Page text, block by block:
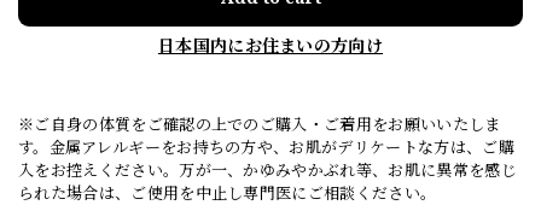
日本国内にお住まいの方向け
※ご自身の体質をご確認の上でのご購入・ご着用をお願いいたしま
す。金属アレルギーをお持ちの方や、お肌がデリケートな方は、ご購
入をお控えください。万が一、かゆみやかぶれ等、お肌に異常を感じ
られた場合は、ご使用を中止し専門医にご相談ください。